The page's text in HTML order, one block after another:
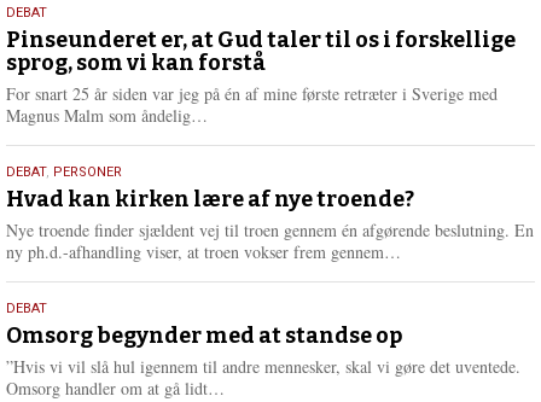
5.
august
2026
DEBAT
Pinseunderet er, at Gud taler til os i forskellige
sprog, som vi kan forstå
For snart 25 år siden var jeg på én af mine første retræter i Sverige med
Magnus Malm som åndelig…
e
r
e
25.
juli
2026
DEBAT, PERSONER
Hvad kan kirken lære af nye troende?
Nye troende finder sjældent vej til troen gennem én afgørende beslutning. En
ny ph.d.-afhandling viser, at troen vokser frem gennem…
e
r
e
9.
juli
2026
DEBAT
Omsorg begynder med at standse op
”Hvis vi vil slå hul igennem til andre mennesker, skal vi gøre det uventede.
Omsorg handler om at gå lidt…